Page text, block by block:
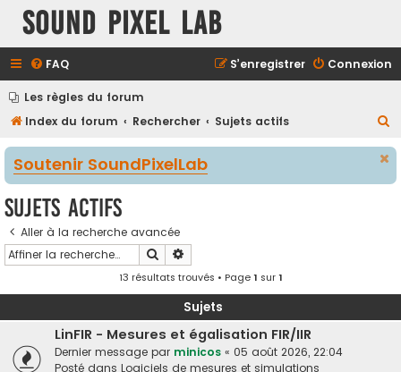
Sound Pixel Lab
FAQ Connexion
S’enregistrer
Les règles du forum
Index du forum
Rechercher Sujets actifs
e
Soutenir SoundPixelLab
Sujets actifs
Aller à la recherche avancée
Rechercher
13 résultats trouvés • Page1 sur1
Sujets
LinFIR - Mesures et égalisation FIR/IIR
Dernier message par minicos « 05 août 2026, 22:04
Posté dans Logiciels de mesures et simulations